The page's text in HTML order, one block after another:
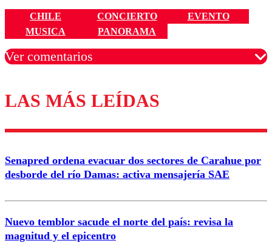
CHILE CONCIERTO
EVENTO
MUSICA
PANORAMA
Ver comentarios
Los comentarios son moderados para garantizar un
diálogo respetuoso.
Correo
LAS MÁS LEÍDAS
Senapred ordena evacuar dos sectores de Carahue por
desborde del río Damas: activa mensajería SAE
Nuevo temblor sacude el norte del país: revisa la
magnitud y el epicentro